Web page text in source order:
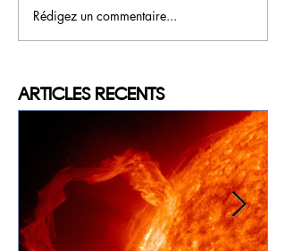
Rédigez un commentaire...
ARTICLES RECENTS